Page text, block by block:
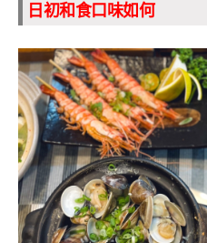
日初和食口味如何